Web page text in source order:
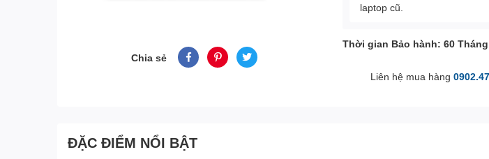
Chia sẻ
laptop cũ.
Thời gian Bảo hành: 60 Tháng
Liên hệ mua hàng
ĐẶC ĐIỂM NỔI BẬT